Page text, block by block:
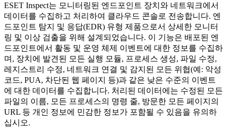
ESET Inspect는 모니터링된 엔드포인트 장치와 네트워크에서
데이터를 수집하고 처리하여 클라우드 콘솔로 전송합니다. 엔
드포인트 탐지 및 응답(EDR) 유형 제품으로서 상세한 모니터
링 및 이상 검출을 위해 설계되었습니다. 이 기능은 배포된 엔
드포인트에서 활동 및 운영 체제 이벤트에 대한 정보를 수집하
며, 장치에 발견된 모든 실행 모듈, 프로세스 생성, 파일 수정,
레지스트리 수정, 네트워크 연결 및 감지된 모든 위협(예: 악성
코드, PUA, 차단된 웹 페이지 등)과 같은 낮은 수준의 이벤트
에 대한 데이터를 수집합니다. 처리된 데이터에는 수정된 모든
파일의 이름, 모든 프로세스의 명령 줄, 방문한 모든 페이지의
URL 등 개인 정보에 민감한 정보가 포함될 수 있음을 유의하
십시오.